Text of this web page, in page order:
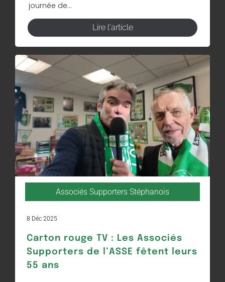
journée de...
Lire l'article
Associés Supporters Stéphanois
8 Déc 2025
Carton rouge TV : Les Associés
Supporters de l’ASSE fêtent leurs
55 ans